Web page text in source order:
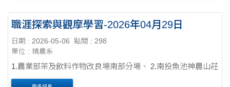
職涯探索與觀摩學習-2026年04月29日
日期 : 2026-05-06
點閱 : 298
單位 : 精農系
1.農業部茶及飲料作物改良場南部分場、 2.南投魚池神農山莊